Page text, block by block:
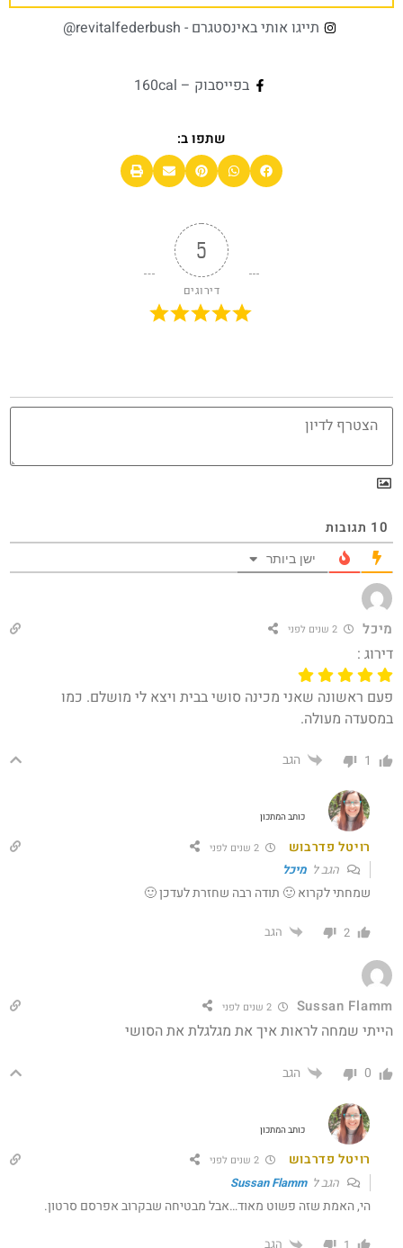
תייגו אותי באינסטגרם - revitalfederbush@
בפייסבוק – 160cal
שתפו ב:
5
דירוגים
10 תגובות
ישן ביותר
מיכל
דירוג :
פעם ראשונה שאני מכינה סושי בבית ויצא לי מושלם. כמו
במסעדה מעולה.
1 הגב
כותב המתכון
רויטל פדרבוש 2 שנים לפני
הגב ל מיכל
שמחתי לקרוא 🙂 תודה רבה שחזרת לעדכן 🙂
2 הגב
Sussan Flamm 2 שנים לפני
‏הייתי שמחה לראות איך את מגלגלת את הסושי
0 הגב
כותב המתכון
רויטל פדרבוש 2 שנים לפני
הגב לSussan Flamm
הי, האמת שזה פשוט מאוד…אבל מבטיחה שבקרוב אפרסם סרטון.
הגב